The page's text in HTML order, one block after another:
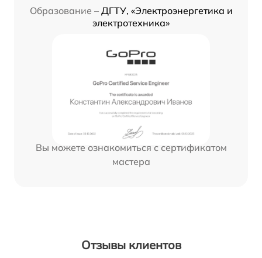
Образование – ДГТУ, «Электроэнергетика и
электротехника»
Вы можете ознакомиться с сертификатом
мастера
Отзывы клиентов